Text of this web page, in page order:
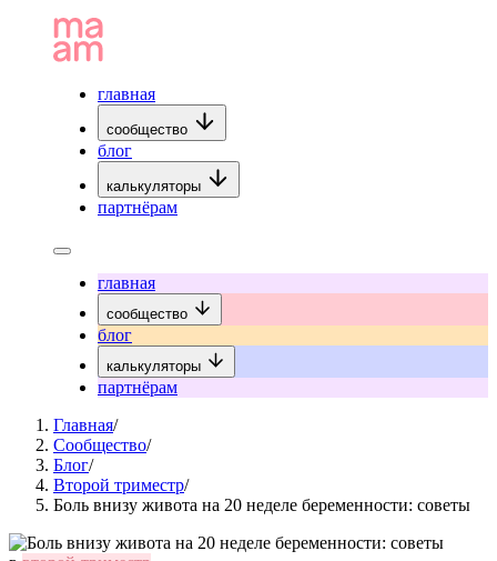
главная
сообщество
блог
калькуляторы
партнёрам
главная
сообщество
блог
калькуляторы
партнёрам
Главная/
Сообщество/
Блог/
Второй триместр/
Боль внизу живота на 20 неделе беременности: советы